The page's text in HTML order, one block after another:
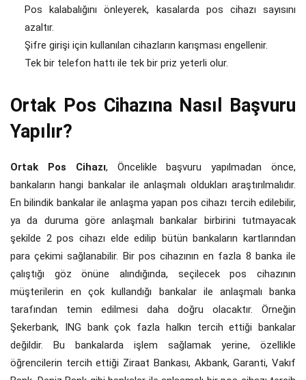
Pos kalabalığını önleyerek, kasalarda pos cihazı sayısını
azaltır.
Şifre girişi için kullanılan cihazların karışması engellenir.
Tek bir telefon hattı ile tek bir priz yeterli olur.
Ortak Pos Cihazına Nasıl Başvuru
Yapılır?
Ortak Pos Cihazı, Öncelikle başvuru yapılmadan önce,
bankaların hangi bankalar ile anlaşmalı oldukları araştırılmalıdır.
En bilindik bankalar ile anlaşma yapan pos cihazı tercih edilebilir,
ya da duruma göre anlaşmalı bankalar birbirini tutmayacak
şekilde 2 pos cihazı elde edilip bütün bankaların kartlarından
para çekimi sağlanabilir. Bir pos cihazının en fazla 8 banka ile
çalıştığı göz önüne alındığında, seçilecek pos cihazının
müşterilerin en çok kullandığı bankalar ile anlaşmalı banka
tarafından temin edilmesi daha doğru olacaktır. Örneğin
Şekerbank, ING bank çok fazla halkın tercih ettiği bankalar
değildir. Bu bankalarda işlem sağlamak yerine, özellikle
öğrencilerin tercih ettiği Ziraat Bankası, Akbank, Garanti, Vakıf